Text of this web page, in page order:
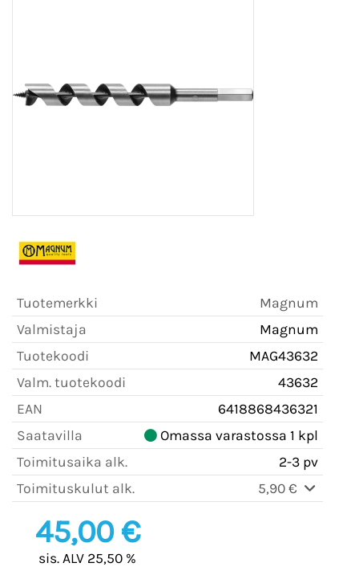
Tuotemerkki
Magnum
Valmistaja
Magnum
Tuotekoodi
MAG43632
Valm. tuotekoodi
43632
EAN
6418868436321
Saatavilla
Omassa varastossa 1 kpl
Toimitusaika alk.
2-3 pv
Toimituskulut alk.
5,90 €
45,00 €
sis. ALV 25,50 %